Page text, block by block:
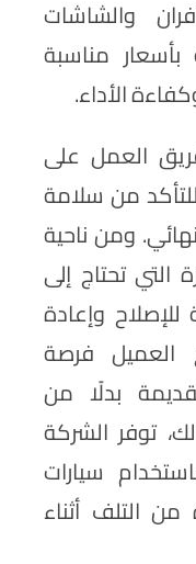
والشاشات
بأسعار مناسبة
الأداء.
العمل على
من سلامة
ومن ناحية
التي تحتاج إلى
وإعادة
العميل فرصة
بدلًا من
توفر الشركة
سيارات
التلف أثناء